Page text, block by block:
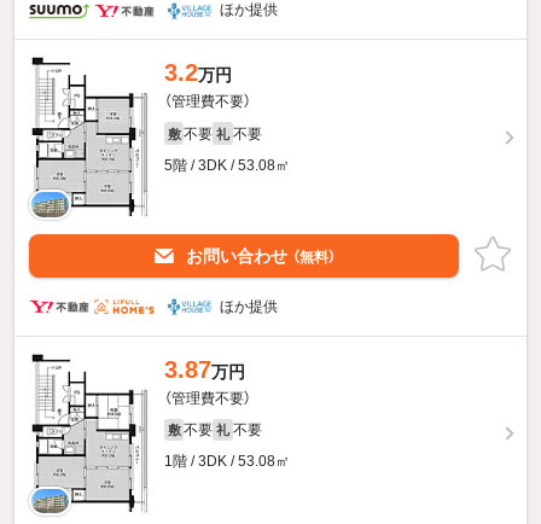
ほか提供
3.2万円
（管理費不要）
敷 不要 礼 不要
5階 / 3DK / 53.08㎡
お問い合わせ （無料）
ほか提供
3.87万円
（管理費不要）
敷 不要 礼 不要
1階 / 3DK / 53.08㎡